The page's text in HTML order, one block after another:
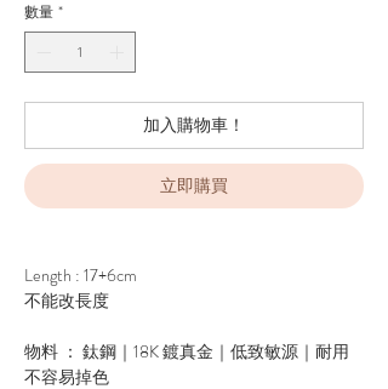
數量 *
加入購物車！
立即購買
Length : 17+6cm
不能改長度
物料 ： 鈦鋼｜18K 鍍真金｜低致敏源｜耐用
不容易掉色